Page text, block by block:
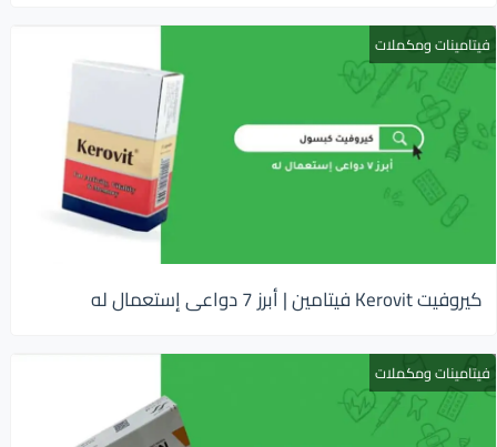
فيتامينات ومكملات
كيروفيت Kerovit فيتامين | أبرز 7 دواعى إستعمال له
فيتامينات ومكملات